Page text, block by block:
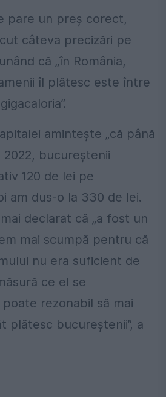
pare un preș corect,
câteva precizări pe
că „în România,
îl plătesc este între
amintește „că până
2022, bucureștenii
120 de lei pe
am dus-o la 330 de lei.
declarat că „a fost un
mai scumpă pentru că
nu era suficient de
ce el se
rezonabil să mai
plătesc bucureștenii”, a